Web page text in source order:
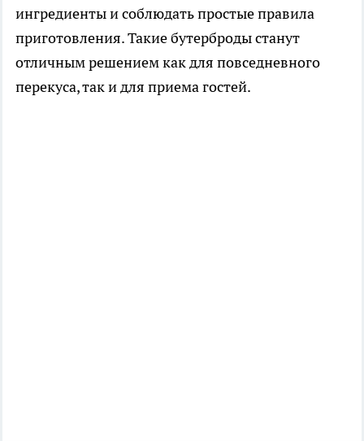
ингредиенты и соблюдать простые правила
приготовления. Такие бутерброды станут
отличным решением как для повседневного
перекуса, так и для приема гостей.